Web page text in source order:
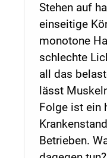
Stehen auf
einseitige
monotone
schlechte
all das
lässt
Folge ist ein
Betrieben.